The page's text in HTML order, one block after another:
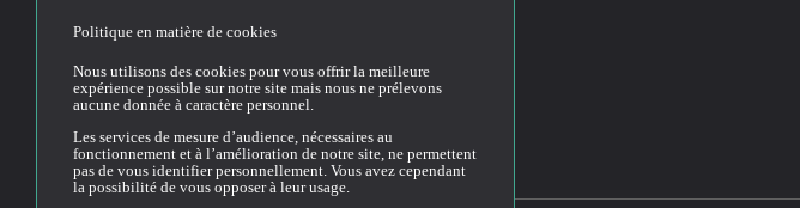
LinkedinYoutube
Politique en matière de cookies
Nous utilisons des cookies pour vous offrir la meilleure
expérience possible sur notre site mais nous ne prélevons
aucune donnée à caractère personnel.
Les services de mesure d’audience, nécessaires au
fonctionnement et à l’amélioration de notre site, ne permettent
pas de vous identifier personnellement. Vous avez cependant
la possibilité de vous opposer à leur usage.